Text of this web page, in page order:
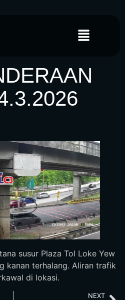
susur Plaza Tol Loke Yew
kanan terhalang. Aliran trafik
di lokasi.
NEXT